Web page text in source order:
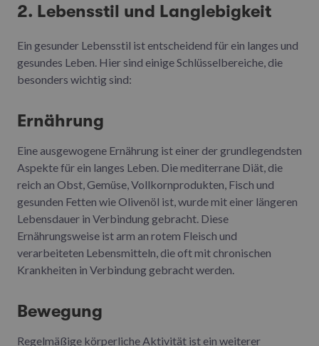
2. Lebensstil und Langlebigkeit
Ein gesunder Lebensstil ist entscheidend für ein langes und
gesundes Leben. Hier sind einige Schlüsselbereiche, die
besonders wichtig sind:
Ernährung
Eine ausgewogene Ernährung ist einer der grundlegendsten
Aspekte für ein langes Leben. Die mediterrane Diät, die
reich an Obst, Gemüse, Vollkornprodukten, Fisch und
gesunden Fetten wie Olivenöl ist, wurde mit einer längeren
Lebensdauer in Verbindung gebracht. Diese
Ernährungsweise ist arm an rotem Fleisch und
verarbeiteten Lebensmitteln, die oft mit chronischen
Krankheiten in Verbindung gebracht werden.
Bewegung
Regelmäßige körperliche Aktivität ist ein weiterer